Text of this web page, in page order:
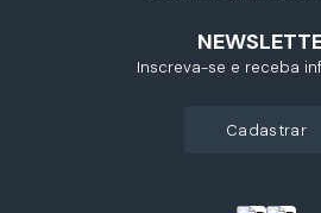
Inscreva-se e receba
cadastrar